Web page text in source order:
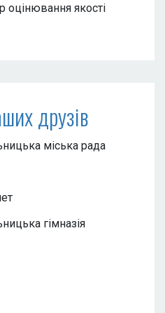
оцінювання якості
друзів
міська рада
гімназія